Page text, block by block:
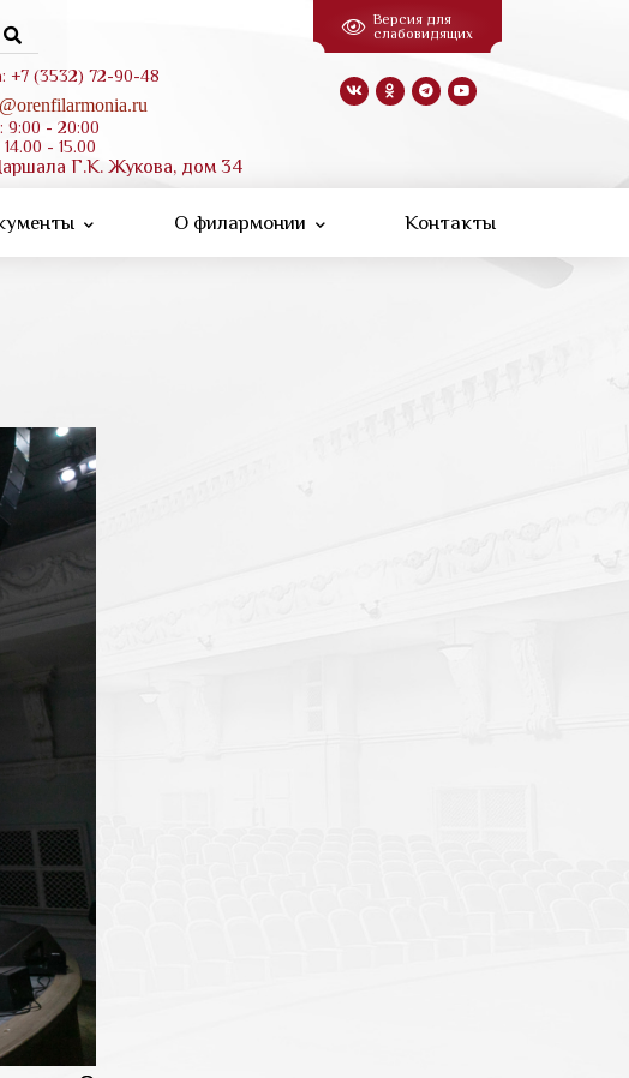
+7 (3532) 72-90-48
9:00 - 20:00
- 15.00
Г.К. Жукова, дом 34
Версия для
слабовидящих
О филармонии Контакты